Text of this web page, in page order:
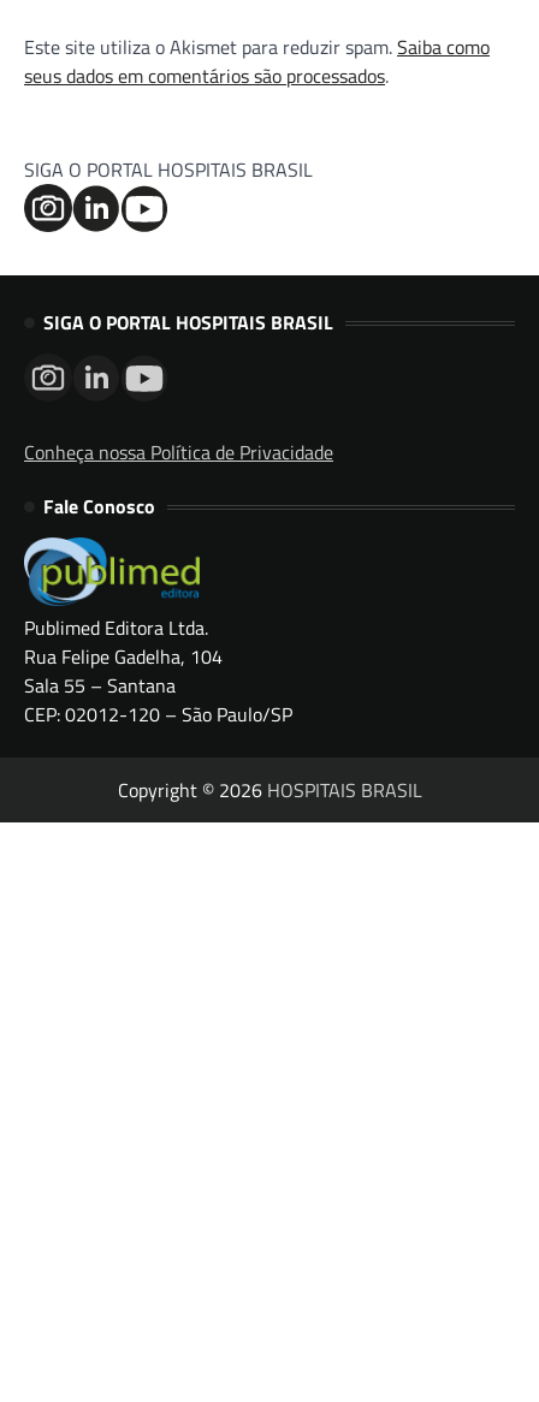
Este site utiliza o Akismet para reduzir spam.Saiba como
seus dados em comentários são processados.
SIGA O PORTAL HOSPITAIS BRASIL
SIGA O PORTAL HOSPITAIS BRASIL
Conheça nossa Política de Privacidade
Fale Conosco
Publimed Editora Ltda.
Rua Felipe Gadelha, 104
Sala 55 – Santana
CEP: 02012-120 – São Paulo/SP
Copyright © 2026 HOSPITAIS BRASIL